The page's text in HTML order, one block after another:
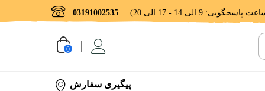
03191002535
0
پیگیری سفارش